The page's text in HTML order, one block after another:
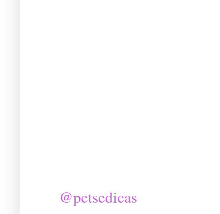
@petsedicas